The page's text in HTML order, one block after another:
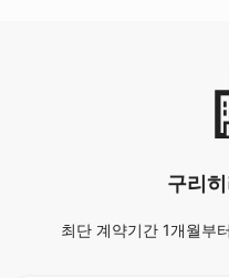
구리
최단 계약기간 1개월부